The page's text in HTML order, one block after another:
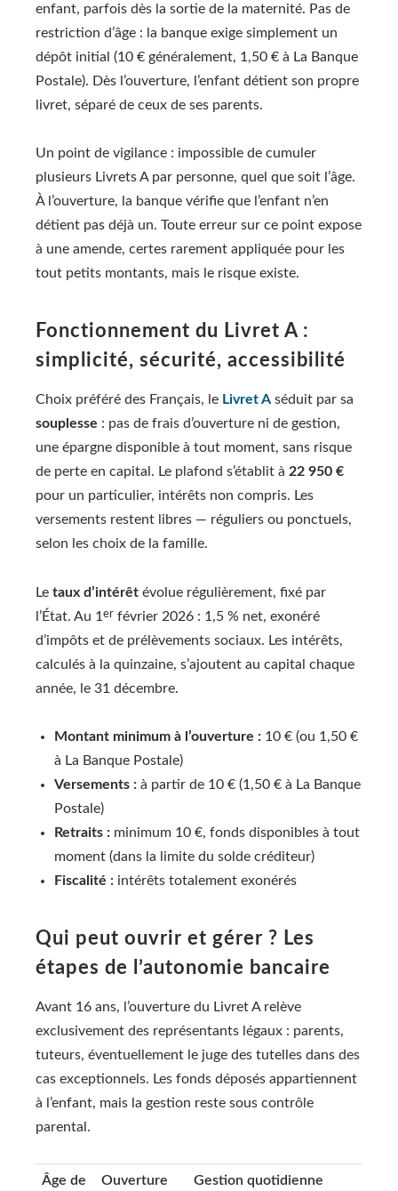
enfant, parfois dès la sortie de la maternité. Pas de
restriction d’âge : la banque exige simplement un
dépôt initial (10 € généralement, 1,50 € à La Banque
Postale). Dès l’ouverture, l’enfant détient son propre
livret, séparé de ceux de ses parents.
Un point de vigilance : impossible de cumuler
plusieurs Livrets A par personne, quel que soit l’âge.
À l’ouverture, la banque vérifie que l’enfant n’en
détient pas déjà un. Toute erreur sur ce point expose
à une amende, certes rarement appliquée pour les
tout petits montants, mais le risque existe.
Fonctionnement du Livret A :
simplicité, sécurité, accessibilité
Choix préféré des Français, le Livret A séduit par sa
souplesse : pas de frais d’ouverture ni de gestion,
une épargne disponible à tout moment, sans risque
de perte en capital. Le plafond s’établit à 22 950 €
pour un particulier, intérêts non compris. Les
versements restent libres — réguliers ou ponctuels,
selon les choix de la famille.
Le taux d’intérêt évolue régulièrement, fixé par
l’État. Au 1 er février 2026 : 1,5 % net, exonéré
d’impôts et de prélèvements sociaux. Les intérêts,
calculés à la quinzaine, s’ajoutent au capital chaque
année, le 31 décembre.
Montant minimum à l’ouverture : 10 € (ou 1,50 €
à La Banque Postale)
Versements : à partir de 10 € (1,50 € à La Banque
Postale)
Retraits : minimum 10 €, fonds disponibles à tout
moment (dans la limite du solde créditeur)
Fiscalité : intérêts totalement exonérés
Qui peut ouvrir et gérer ? Les
étapes de l’autonomie bancaire
Avant 16 ans, l’ouverture du Livret A relève
exclusivement des représentants légaux : parents,
tuteurs, éventuellement le juge des tutelles dans des
cas exceptionnels. Les fonds déposés appartiennent
à l’enfant, mais la gestion reste sous contrôle
parental.
Âge de Ouverture Gestion quotidienne